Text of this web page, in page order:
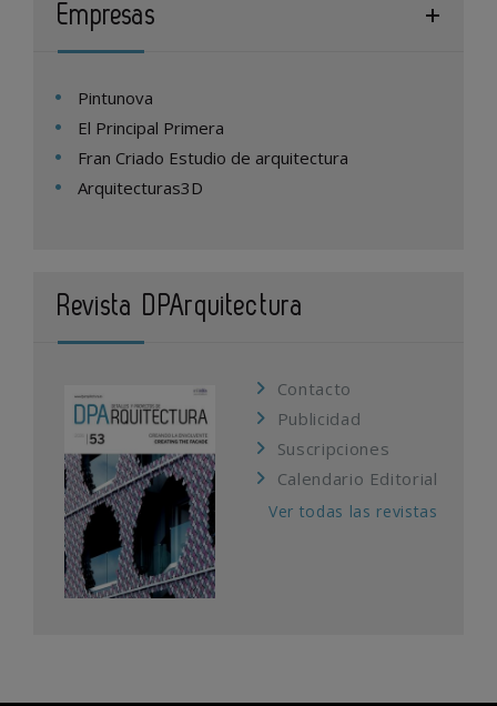
Empresas
Pintunova
El Principal Primera
Fran Criado Estudio de arquitectura
Arquitecturas3D
Revista DPArquitectura
Contacto
Publicidad
Suscripciones
Calendario Editorial
Ver todas las revistas